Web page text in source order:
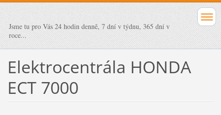
Jsme tu pro Vás 24 hodin denně, 7 dní v týdnu, 365 dní v
roce...
Elektrocentrála HONDA
ECT 7000